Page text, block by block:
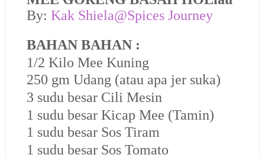
By: Kak Shiela@Spices Journey
BAHAN BAHAN :
1/2 Kilo Mee Kuning
250 gm Udang (atau apa jer suka)
3 sudu besar Cili Mesin
1 sudu besar Kicap Mee (Tamin)
1 sudu besar Sos Tiram
1 sudu besar Sos Tomato